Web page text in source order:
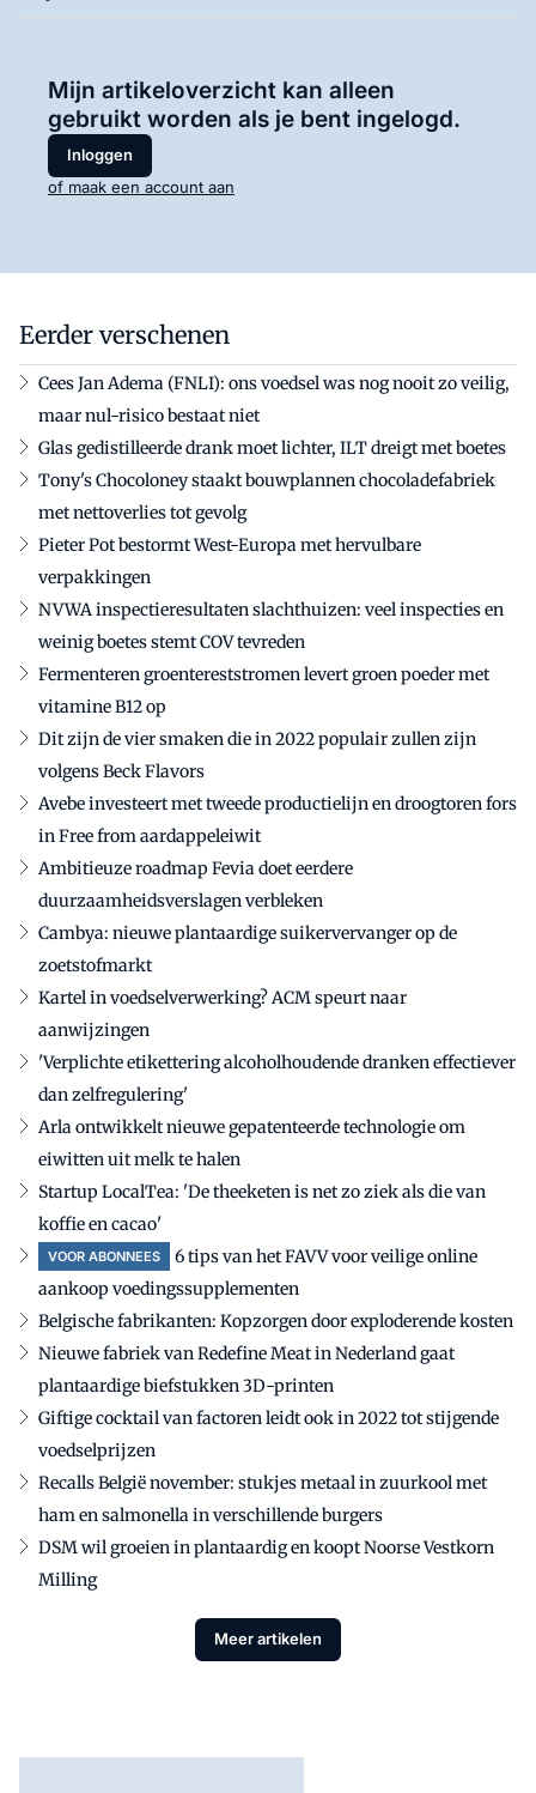
Mijn artikeloverzicht kan alleen
gebruikt worden als je bent ingelogd.
Inloggen
of maak een account aan
Eerder verschenen
Cees Jan Adema (FNLI): ons voedsel was nog nooit zo veilig,
maar nul-risico bestaat niet
Glas gedistilleerde drank moet lichter, ILT dreigt met boetes
Tony's Chocoloney staakt bouwplannen chocoladefabriek
met nettoverlies tot gevolg
Pieter Pot bestormt West-Europa met hervulbare
verpakkingen
NVWA inspectieresultaten slachthuizen: veel inspecties en
weinig boetes stemt COV tevreden
Fermenteren groentereststromen levert groen poeder met
vitamine B12 op
Dit zijn de vier smaken die in 2022 populair zullen zijn
volgens Beck Flavors
Avebe investeert met tweede productielijn en droogtoren fors
in Free from aardappeleiwit
Ambitieuze roadmap Fevia doet eerdere
duurzaamheidsverslagen verbleken
Cambya: nieuwe plantaardige suikervervanger op de
zoetstofmarkt
Kartel in voedselverwerking? ACM speurt naar
aanwijzingen
'Verplichte etikettering alcoholhoudende dranken effectiever
dan zelfregulering'
Arla ontwikkelt nieuwe gepatenteerde technologie om
eiwitten uit melk te halen
Startup LocalTea: 'De theeketen is net zo ziek als die van
koffie en cacao'
VOOR ABONNEES
6 tips van het FAVV voor veilige online
aankoop voedingssupplementen
Belgische fabrikanten: Kopzorgen door exploderende kosten
Nieuwe fabriek van Redefine Meat in Nederland gaat
plantaardige biefstukken 3D-printen
Giftige cocktail van factoren leidt ook in 2022 tot stijgende
voedselprijzen
Recalls België november: stukjes metaal in zuurkool met
ham en salmonella in verschillende burgers
DSM wil groeien in plantaardig en koopt Noorse Vestkorn
Milling
Meer artikelen